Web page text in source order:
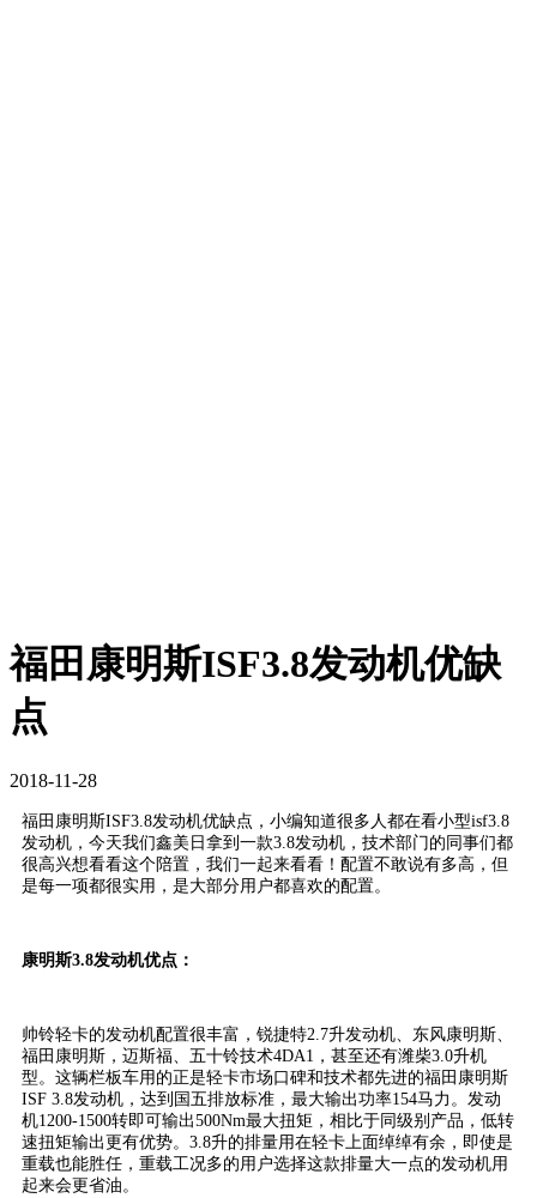
福田康明斯ISF3.8发动机优缺
点
2018-11-28
福田康明斯ISF3.8发动机优缺点，小编知道很多人都在看小型isf3.8
发动机，今天我们鑫美日拿到一款3.8发动机，技术部门的同事们都
很高兴想看看这个陪置，我们一起来看看！配置不敢说有多高，但
是每一项都很实用，是大部分用户都喜欢的配置。
康明斯3.8发动机优点：
帅铃轻卡的发动机配置很丰富，锐捷特2.7升发动机、东风康明斯、
福田康明斯，迈斯福、五十铃技术4DA1，甚至还有潍柴3.0升机
型。这辆栏板车用的正是轻卡市场口碑和技术都先进的福田康明斯
ISF 3.8发动机，达到国五排放标准，最大输出功率154马力。发动
机1200-1500转即可输出500Nm最大扭矩，相比于同级别产品，低转
速扭矩输出更有优势。3.8升的排量用在轻卡上面绰绰有余，即使是
重载也能胜任，重载工况多的用户选择这款排量大一点的发动机用
起来会更省油。